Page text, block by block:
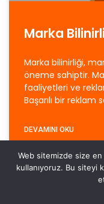
Marka
Marka bilinirliği,
öneme sahiptir.
faaliyetleri ve
Başarılı bir
DEVAMINI OKU
15 Eylül 2022
Web sitemizde size
kullanıyoruz. Bu siteyi